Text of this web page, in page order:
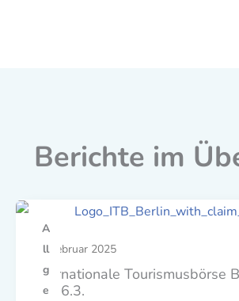
Berichte im
A
ll
g
e
28. Februar 2025
Internationale Tourismusbörse
4.3.-6.3.